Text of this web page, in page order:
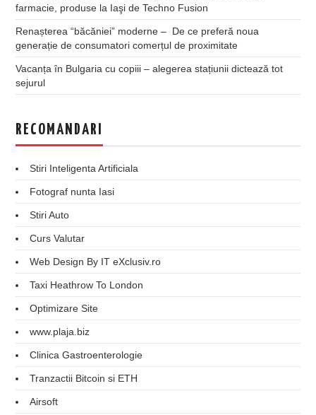
farmacie, produse la Iaşi de Techno Fusion
Renașterea “băcăniei” moderne – De ce preferă noua
generație de consumatori comerțul de proximitate
Vacanța în Bulgaria cu copiii – alegerea stațiunii dictează tot
sejurul
RECOMANDARI
Stiri Inteligenta Artificiala
Fotograf nunta Iasi
Stiri Auto
Curs Valutar
Web Design By IT eXclusiv.ro
Taxi Heathrow To London
Optimizare Site
www.plaja.biz
Clinica Gastroenterologie
Tranzactii Bitcoin si ETH
Airsoft